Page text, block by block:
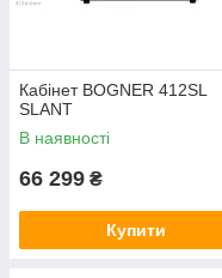
Кабінет BOGNER 412SL
SLANT
В наявності
66 299 ₴
Купити